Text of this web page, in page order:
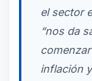
el sector
“nos da
inflación